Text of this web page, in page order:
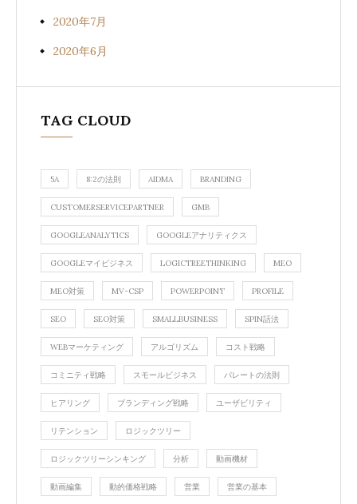
2020年7月
2020年6月
TAG CLOUD
5A 8:2の法則 AIDMA BRANDING
CUSTOMERSERVICEPARTNER GMB
GOOGLEANALYTICS GOOGLEアナリティクス
GOOGLEマイビジネス LOGICTREETHINKING MEO
MEO対策 MV-CSP POWERPOINT PROFILE
SEO SEO対策 SMALLBUSINESS SPIN話法
WEBマーケティング アルゴリズム コスト戦略
コミニティ戦略 スモールビジネス パレートの法則
ヒアリング ブランディング戦略 ユーザビリティ
リテンション ロジックツリー
ロジックツリーシンキング 分析 動画機材
動画編集 動的価格戦略 営業 営業の基本